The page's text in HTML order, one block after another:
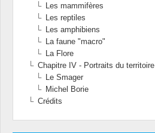
Les mammifères
Les reptiles
Les amphibiens
La faune "macro"
La Flore
Chapitre IV - Portraits du territoire
Le Smager
Michel Borie
Crédits